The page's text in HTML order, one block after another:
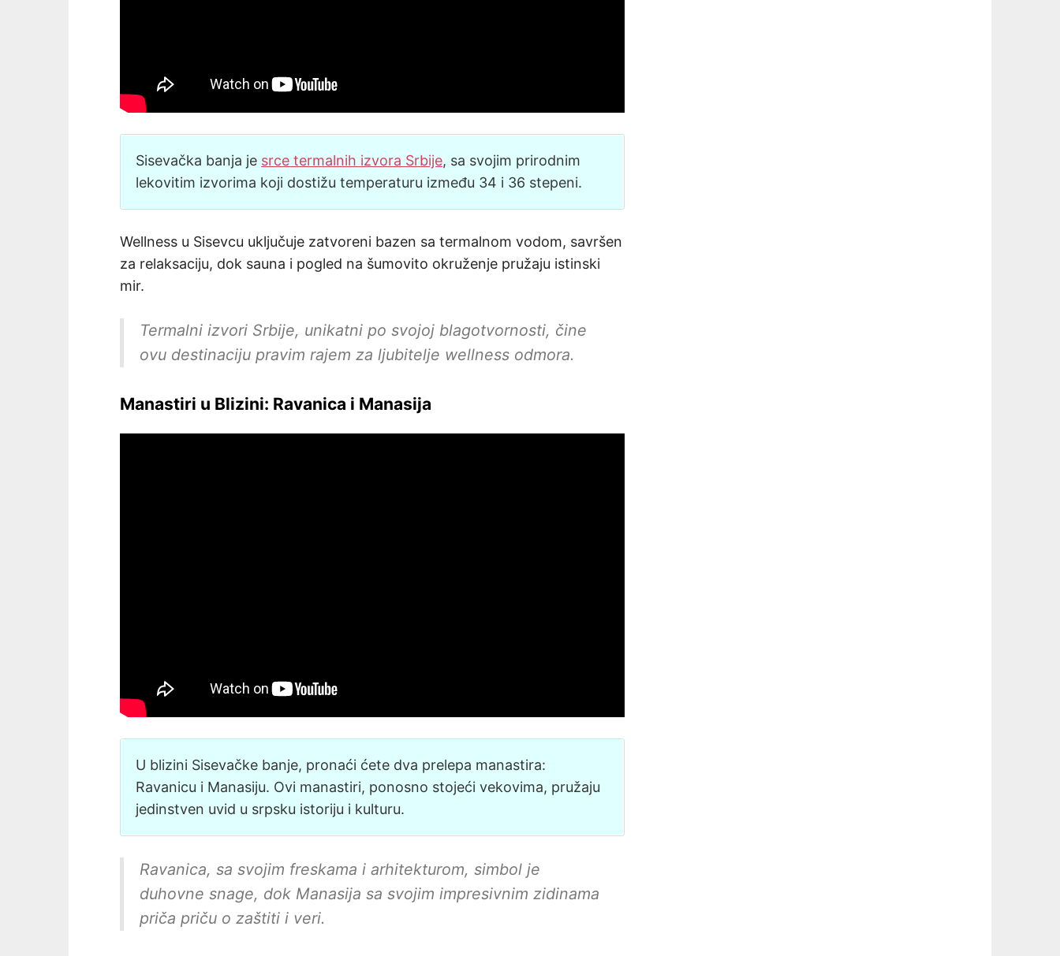
Sisevačka banja je srce termalnih izvora Srbije, sa svojim prirodnim
lekovitim izvorima koji dostižu temperaturu između 34 i 36 stepeni.
Wellness u Sisevcu uključuje zatvoreni bazen sa termalnom vodom, savršen
za relaksaciju, dok sauna i pogled na šumovito okruženje pružaju istinski
mir.
Termalni izvori Srbije, unikatni po svojoj blagotvornosti, čine
ovu destinaciju pravim rajem za ljubitelje wellness odmora.
Manastiri u Blizini: Ravanica i Manasija
U blizini Sisevačke banje, pronaći ćete dva prelepa manastira:
Ravanicu i Manasiju. Ovi manastiri, ponosno stojeći vekovima, pružaju
jedinstven uvid u srpsku istoriju i kulturu.
Ravanica, sa svojim freskama i arhitekturom, simbol je
duhovne snage, dok Manasija sa svojim impresivnim zidinama
priča priču o zaštiti i veri.